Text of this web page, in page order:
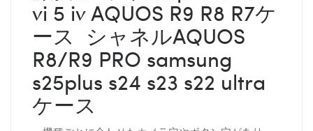
vi 5 iv AQUOS R9 R8 R7ケ
ース シャネルAQUOS
R8/R9 PRO samsung
s25plus s24 s23 s22 ultra
ケース